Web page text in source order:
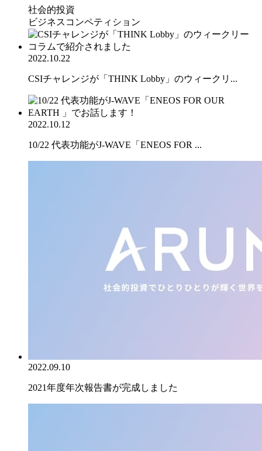
社会的投資
ビジネスコンペティション
2022.10.22
CSIチャレンジが「THINK Lobby」のウィークリ...
2022.10.12
10/22 代表功能がJ-WAVE「ENEOS FOR ...
2022.09.10
2021年度年次報告書が完成しました